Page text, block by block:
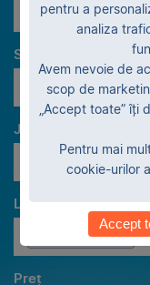
Electrice
Stadiu garanție
Lichidare
Judeţe
Toate judeţele
Localităţi
Toate localităţile
Preț
pentru a
analiza
Avem nevoie de
scop de
„Accept toate” îți
Pentru mai
cookie-urilor
Accept